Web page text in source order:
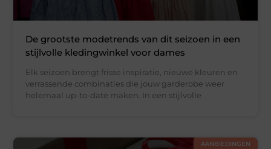
De grootste modetrends van dit seizoen in een
stijlvolle kledingwinkel voor dames
Elk seizoen brengt frisse inspiratie, nieuwe kleuren en
verrassende combinaties die jouw garderobe weer
helemaal up-to-date maken. In een stijlvolle
AANBIEDINGEN